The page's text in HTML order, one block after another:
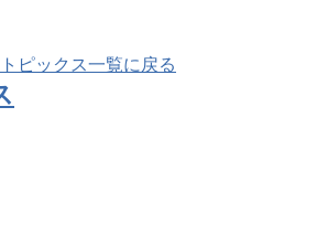
ピックス一覧に戻る